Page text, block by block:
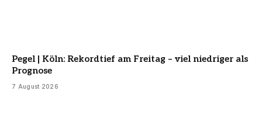
Pegel | Köln: Rekordtief am Freitag – viel niedriger als
Prognose
7 August 2026